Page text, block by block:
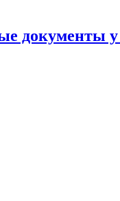
документы у